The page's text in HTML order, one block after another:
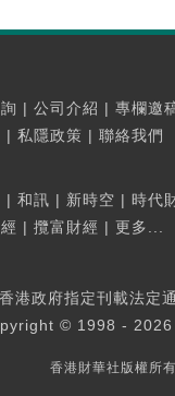
| 公司介紹 | 專欄邀
| 私隱政策 | 聯絡我們
| 和訊 | 新時空 | 時代
| 攬富財經 | 更多...
香港政府指定刊載法定
© 1998 - 2026
香港財華社版權所